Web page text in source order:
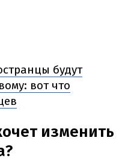
будут
вот что
изменить